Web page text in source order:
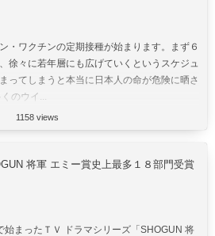
・ワクチンの定期接種が始まります。まず６
徐々に若年層にも広げていくというスケジュ
ってしまうと本当に日本人の命が危険に晒さ
のウイ...
1158 views
将軍 エミー賞史上最多１８部門受賞
始まったＴＶ ドラマシリーズ「SHOGUN 将